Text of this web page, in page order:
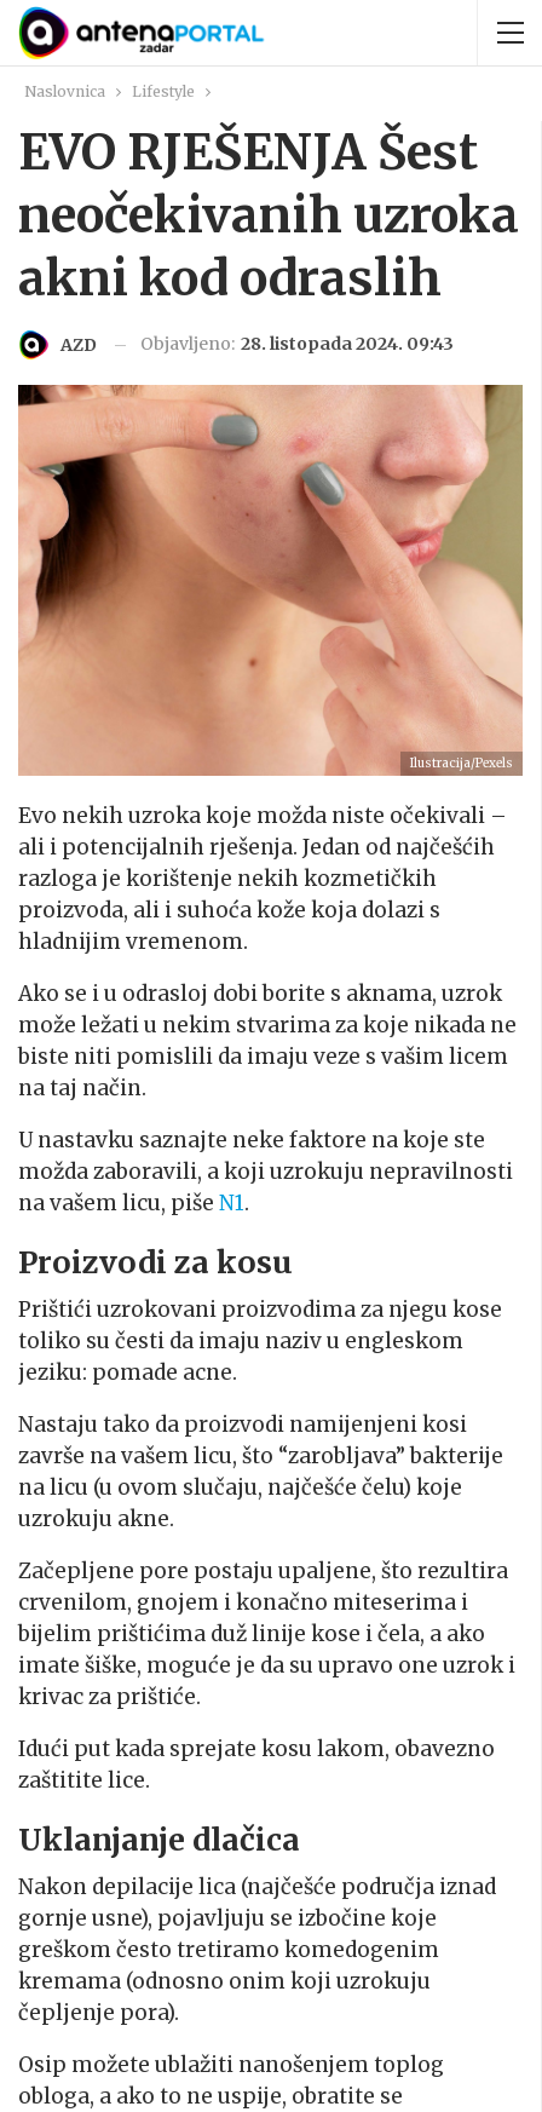
Naslovnica Lifestyle
EVO RJEŠENJA Šest
neočekivanih uzroka
akni kod odraslih
AZD Objavljeno: 28. listopada 2024. 09:43
Ilustracija/Pexels
Evo nekih uzroka koje možda niste očekivali –
ali i potencijalnih rješenja. Jedan od najčešćih
razloga je korištenje nekih kozmetičkih
proizvoda, ali i suhoća kože koja dolazi s
hladnijim vremenom.
Ako se i u odrasloj dobi borite s aknama, uzrok
može ležati u nekim stvarima za koje nikada ne
biste niti pomislili da imaju veze s vašim licem
na taj način.
U nastavku saznajte neke faktore na koje ste
možda zaboravili, a koji uzrokuju nepravilnosti
na vašem licu, piše N1.
Proizvodi za kosu
Prištići uzrokovani proizvodima za njegu kose
toliko su česti da imaju naziv u engleskom
jeziku: pomade acne.
Nastaju tako da proizvodi namijenjeni kosi
završe na vašem licu, što “zarobljava” bakterije
na licu (u ovom slučaju, najčešće čelu) koje
uzrokuju akne.
Začepljene pore postaju upaljene, što rezultira
crvenilom, gnojem i konačno miteserima i
bijelim prištićima duž linije kose i čela, a ako
imate šiške, moguće je da su upravo one uzrok i
krivac za prištiće.
Idući put kada sprejate kosu lakom, obavezno
zaštitite lice.
Uklanjanje dlačica
Nakon depilacije lica (najčešće područja iznad
gornje usne), pojavljuju se izbočine koje
greškom često tretiramo komedogenim
kremama (odnosno onim koji uzrokuju
čepljenje pora).
Osip možete ublažiti nanošenjem toplog
obloga, a ako to ne uspije, obratite se